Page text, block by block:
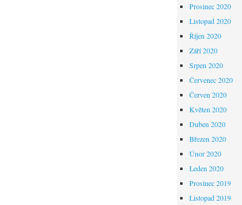
Prosinec 2020
Listopad 2020
Říjen 2020
Září 2020
Srpen 2020
Červenec 2020
Červen 2020
Květen 2020
Duben 2020
Březen 2020
Únor 2020
Leden 2020
Prosinec 2019
Listopad 2019